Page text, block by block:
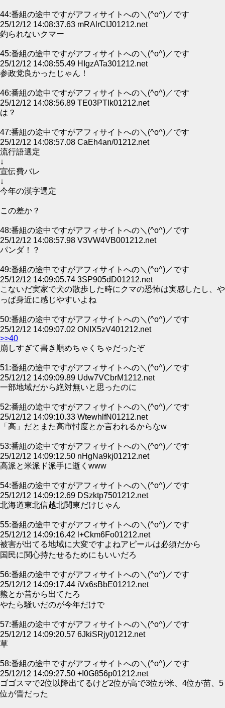
44:番組の途中ですがアフィサイトへの＼(^o^)／です
25/12/12 14:08:37.63 mRAlrCIJ01212.net
釣られないクマー
45:番組の途中ですがアフィサイトへの＼(^o^)／です
25/12/12 14:08:55.49 HIgzATa301212.net
参政党良かったじゃん！
46:番組の途中ですがアフィサイトへの＼(^o^)／です
25/12/12 14:08:56.89 TE03PTIk01212.net
は？
47:番組の途中ですがアフィサイトへの＼(^o^)／です
25/12/12 14:08:57.08 CaEh4an/01212.net
流行語選定
↓
宣伝費バレ
↓
今年の漢字選定
この差か？
48:番組の途中ですがアフィサイトへの＼(^o^)／です
25/12/12 14:08:57.98 V3VW4VB001212.net
パンダ！？
49:番組の途中ですがアフィサイトへの＼(^o^)／です
25/12/12 14:09:05.74 3SP905dD01212.net
こないだ実家で犬の散歩した時にクマの恐怖は実感したし、や
っぱ身近に感じやすいよね
50:番組の途中ですがアフィサイトへの＼(^o^)／です
25/12/12 14:09:07.02 ONIX5zV401212.net
>>40
崩しすぎて書き順めちゃくちゃだったぞ
51:番組の途中ですがアフィサイトへの＼(^o^)／です
25/12/12 14:09:09.89 Udw7VCbrM1212.net
一部地域だから絶対無いと思ったのに
52:番組の途中ですがアフィサイトへの＼(^o^)／です
25/12/12 14:09:10.33 WtewhlfN01212.net
「高」だとまた高市忖度とか言われるからなw
53:番組の途中ですがアフィサイトへの＼(^o^)／です
25/12/12 14:09:12.50 nHgNa9kj01212.net
高派と米派ド派手に逝くwww
54:番組の途中ですがアフィサイトへの＼(^o^)／です
25/12/12 14:09:12.69 DSzktp7501212.net
北海道東北信越北関東だけじゃん
55:番組の途中ですがアフィサイトへの＼(^o^)／です
25/12/12 14:09:16.42 l+Ckm6Fo01212.net
被害が出てる地域に大変ですよねアピールは必須だから
国民に関心持たせるためにもいいだろ
56:番組の途中ですがアフィサイトへの＼(^o^)／です
25/12/12 14:09:17.44 iVx6sBbE01212.net
熊とか昔から出てたろ
やたら騒いだのが今年だけで
57:番組の途中ですがアフィサイトへの＼(^o^)／です
25/12/12 14:09:20.57 6JkiSRjy01212.net
草
58:番組の途中ですがアフィサイトへの＼(^o^)／です
25/12/12 14:09:27.50 +I0G856p01212.net
ゴゴスマで2位以降出てるけど2位が高で3位が米、4位が苗、5
位が晋だった